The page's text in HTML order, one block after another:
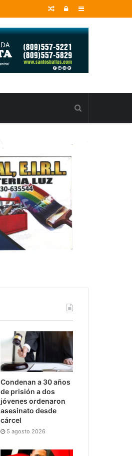
Sidebar
Entrar
Random
Condenan a 30 años
de prisión a dos
jóvenes ordenaron
asesinato desde
cárcel
5 agosto 2026